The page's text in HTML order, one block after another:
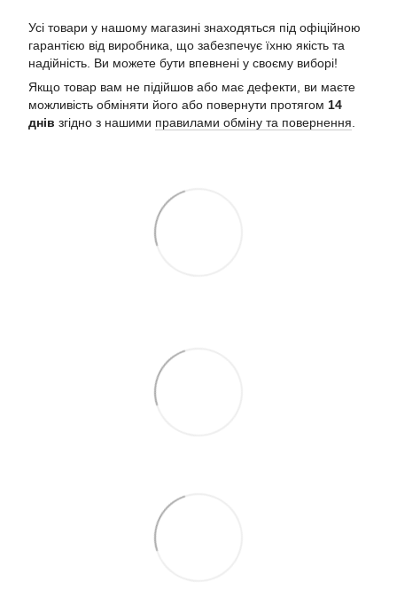
Усі товари у нашому магазині знаходяться під офіційною
гарантією від виробника, що забезпечує їхню якість та
надійність. Ви можете бути впевнені у своєму виборі!
Якщо товар вам не підійшов або має дефекти, ви маєте
можливість обміняти його або повернути протягом 14
днів згідно з нашими правилами обміну та повернення